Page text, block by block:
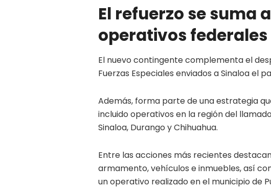
El refuerzo se suma
operativos federales
El nuevo contingente complementa el
Fuerzas Especiales enviados a Sinaloa el
Además, forma parte de una estrategia
incluido operativos en la región del
Sinaloa, Durango y Chihuahua.
Entre las acciones más recientes
armamento, vehículos e inmuebles, así
un operativo realizado en el municipio de